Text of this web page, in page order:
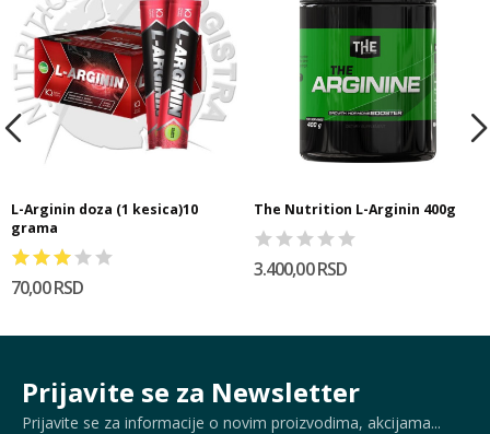
L-Arginin doza (1 kesica)10
grama
70,00 RSD
The Nutrition L-Arginin 400g
3.400,00 RSD
Prijavite se za Newsletter
Prijavite se za informacije o novim proizvodima, akcijama...